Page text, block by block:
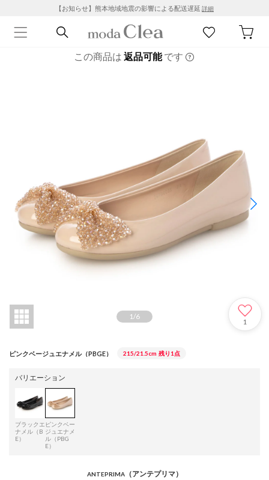
【お知らせ】熊本地域地震の影響による配送遅延 詳細
この商品は 返品可能です
1/6
1
ピンクベージュエナメル（PBGE） 215/21.5cm 残り1点
バリエーション
ブラックエ
ナメル（B
E）
ピンクベー
ジュエナメ
ル（PBG
E）
ANTEPRIMA（アンテプリマ）